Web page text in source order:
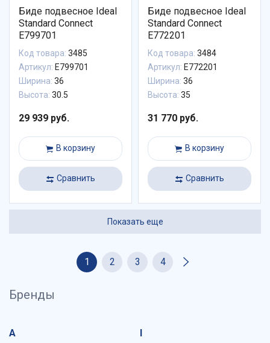
Биде подвесное Ideal
Standard Connect
E799701
Код товара: 3485
Артикул: E799701
Ширина: 36
Высота: 30.5
29 939 руб.
В корзину
Сравнить
Биде подвесное Ideal
Standard Connect
E772201
Код товара: 3484
Артикул: E772201
Ширина: 36
Высота: 35
31 770 руб.
В корзину
Сравнить
Показать еще
1 2 3 4
Бренды
A I